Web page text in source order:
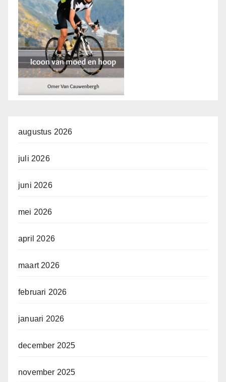
augustus 2026
juli 2026
juni 2026
mei 2026
april 2026
maart 2026
februari 2026
januari 2026
december 2025
november 2025